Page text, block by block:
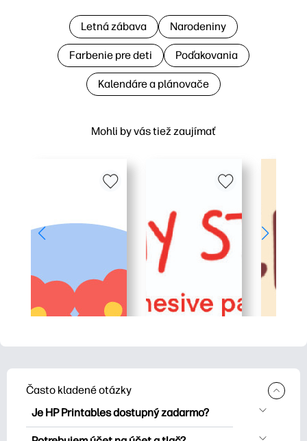
Mohli by vás tiež zaujímať
Letná zábava Narodeniny
Farbenie pre deti Poďakovania
Kalendáre a plánovače
Často kladené otázky
Je HP Printables dostupný zadarmo?
HP Printables ponúka viac ako 2500